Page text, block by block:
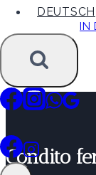
DEUTSCH
IN
Condito